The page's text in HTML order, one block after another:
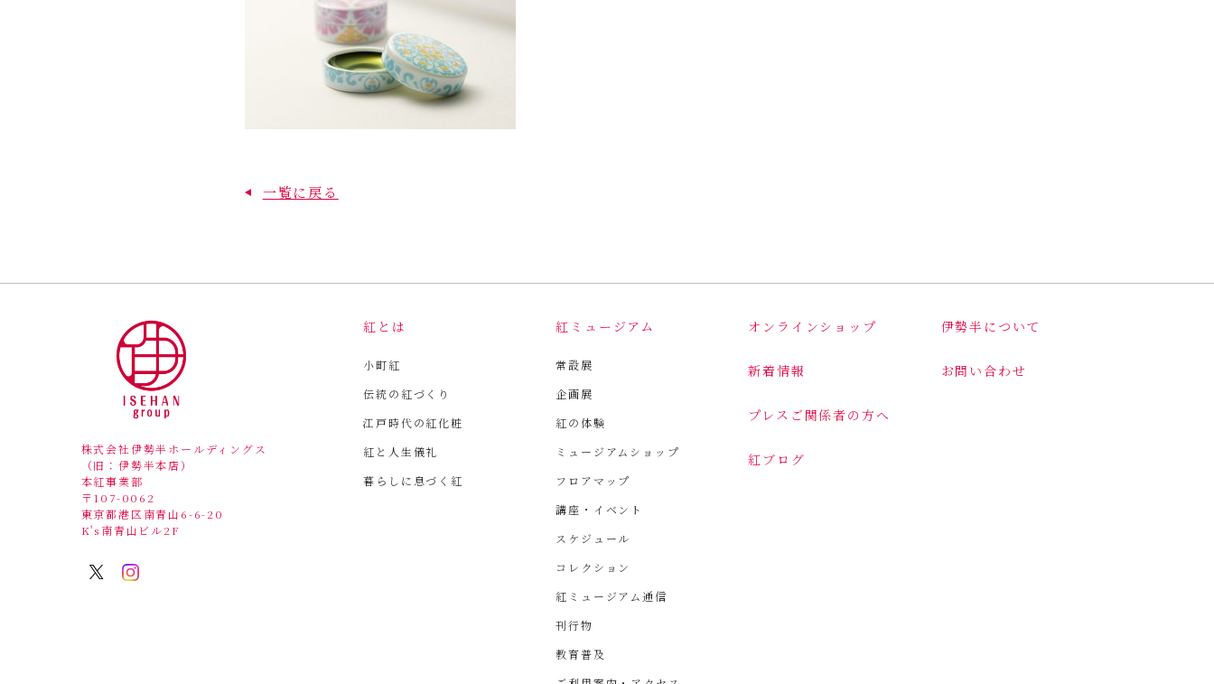
一覧に戻る
株式会社伊勢半ホールディングス
（旧：伊勢半本店）
本紅事業部
〒107-0062
東京都港区南青山6-6-20
K's南青山ビル2F
紅とは
小町紅
伝統の紅づくり
江戸時代の紅化粧
紅と人生儀礼
暮らしに息づく紅
紅ミュージアム
常設展
企画展
紅の体験
ミュージアムショップ
フロアマップ
講座・イベント
スケジュール
コレクション
紅ミュージアム通信
刊行物
教育普及
オンラインショップ
新着情報
プレスご関係者の方へ
紅ブログ
伊勢半について
お問い合わせ